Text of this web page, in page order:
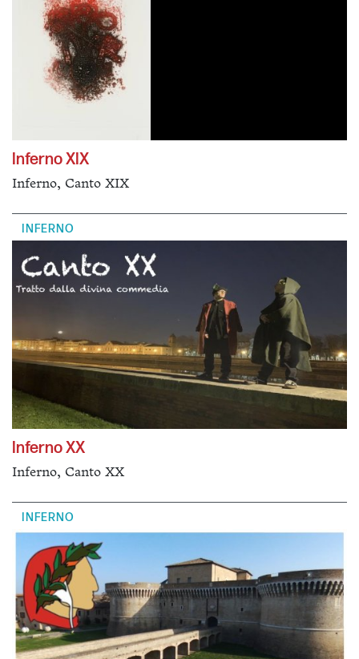
Inferno XIX
Inferno, Canto XIX
INFERNO
Inferno XX
Inferno, Canto XX
INFERNO